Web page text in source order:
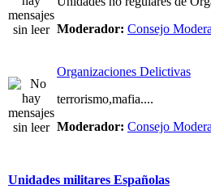
Moderador: Consejo
Organizaciones Delictivas
terrorismo,mafia....
Moderador: Consejo
Unidades militares Españolas